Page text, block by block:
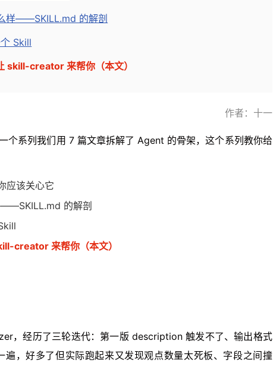
样——SKILL.md 的解剖
Skill
skill-creator 来帮你（本文）
作者：十一
系列我们用 7 篇文章拆解了 Agent 的骨架，这个系列教你给
应该关心它
的解剖
creator 来帮你（本文）
，经历了三轮迭代：第一版 description 触发不了、输出格式
遍，好多了但实际跑起来又发现观点数量太死板、字段之间撞